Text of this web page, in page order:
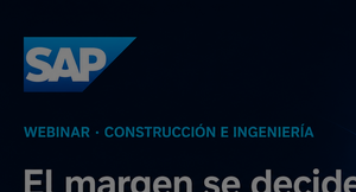
en edificación residencial
NOTICIAS